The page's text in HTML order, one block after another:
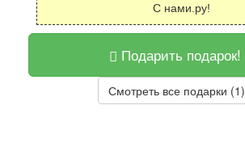
С нами.ру!
Подарить подарок!
Смотреть все подарки (1)